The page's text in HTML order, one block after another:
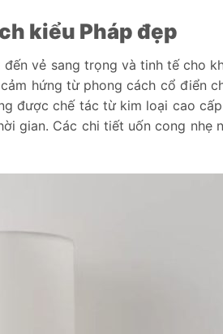
kiểu Pháp đẹp
vẻ sang trọng và tinh tế cho
hứng từ phong cách cổ điển
được chế tác từ kim loại cao
gian. Các chi tiết uốn cong nhẹ